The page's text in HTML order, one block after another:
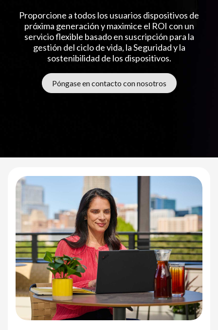
Proporcione a todos los usuarios dispositivos de
próxima generación y maximice el ROI con un
servicio flexible basado en suscripción para la
gestión del ciclo de vida, la Seguridad y la
sostenibilidad de los dispositivos.
Póngase en contacto con nosotros